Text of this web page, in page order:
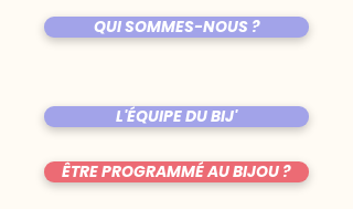
QUI SOMMES-NOUS ?
L'ÉQUIPE DU BIJ'
ÊTRE PROGRAMMÉ AU BIJOU ?